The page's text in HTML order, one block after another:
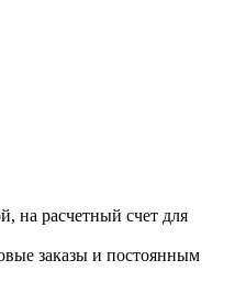
на расчетный счет для
заказы и постоянным